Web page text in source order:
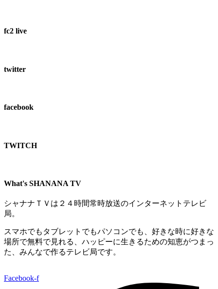
fc2 live
twitter
facebook
TWITCH​
What's SHANANA TV
シャナナＴＶは２４時間常時放送のインターネットテレビ
局。
スマホでもタブレットでもパソコンでも、好きな時に好きな
場所で無料で見れる、 ハッピーに生きるための知恵がつまっ
た、みんなで作るテレビ局です。
Facebook-f